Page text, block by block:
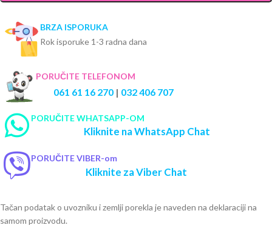
BRZA ISPORUKA
Rok isporuke 1-3 radna dana
PORUČITE TELEFONOM
061 61 16 270 | 032 406 707
PORUČITE WHATSAPP-OM
Kliknite na WhatsApp Chat
PORUČITE VIBER-om
Kliknite za Viber Chat
Tačan podatak o uvozniku i zemlji porekla je naveden na deklaraciji na
samom proizvodu.